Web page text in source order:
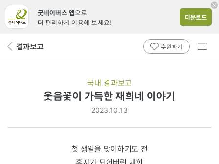
굿네이버스 앱으로
더 편리하게 이용해 보세요!
다운로드
뒤 결과보고 후원하기
전체
국내 결과보고
웃음꽃이 가득한 재희네 이야기
2023.10.13
첫 생일을 맞이하기도 전
혼자가 되어버린 재희